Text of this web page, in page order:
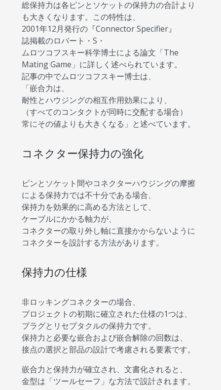
総保持力は各ピンとソケットの保持力の合計より
も大きくなります。この特性は、
2001年12月発行の『Connector Specifier』
誌掲載のロバート・S・
ムロツコフスキー科学博士による論文「The
Mating Game」に詳しく述べられています。
記事の中でムロツコフスキー博士は、
「嵌合力は、
耐性とハウジングの相互作用効果により、
（すべてのコンタクトが同時に交配する場合）
常にその値よりも大きくなる」と述べています。
コネクター保持力の強化
ピンとソケット間やコネクターハウジングの摩擦
による保持力では不十分である場合、
保持力を効果的に高める方法として、
ケーブルにかかる軸力が、
コネクターの取り外し軸に直接かからないように
コネクターを設計する方法があります。
保持力の仕様
非ロッキングコネクターの場合、
プロジェクトの初期に確立された仕様の1つは、
プラグとリセプタクルの保持力です。
保持力と必要な嵌合および嵌合解除の回数は、
接点の選択と部品の設計で考慮される要素です。
嵌合力と保持力が確立され、文書化されると、
金型は「ツールセーフ」な方法で設計されます。